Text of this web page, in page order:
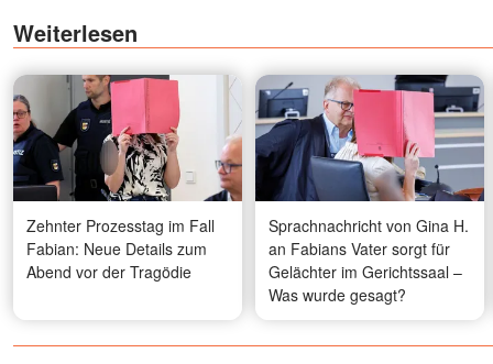
Weiterlesen
Zehnter Prozesstag im Fall
Fabian: Neue Details zum
Abend vor der Tragödie
Sprachnachricht von Gina H.
an Fabians Vater sorgt für
Gelächter im Gerichtssaal –
Was wurde gesagt?